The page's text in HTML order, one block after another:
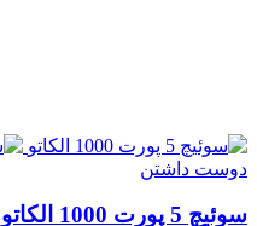
دوست داشتن
سوئیچ 5 پورت 1000 الکاتو